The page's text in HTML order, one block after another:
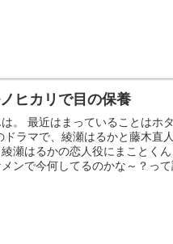
ヒカリで目の保養
。 最近はまっていることはホ
ドラマで、綾瀬はるかと藤木直
瀬はるかの恋人役にまことく
ンで今何してるのかな～？って